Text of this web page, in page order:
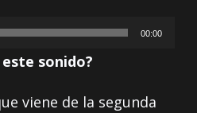
00:00
sonido?
viene de la segunda